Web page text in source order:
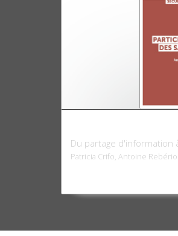
Du partage d'information
Patricia Crifo, Antoine